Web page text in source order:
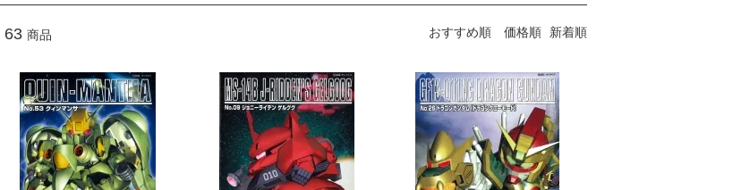
63 商品 おすすめ順 価格順 新着順